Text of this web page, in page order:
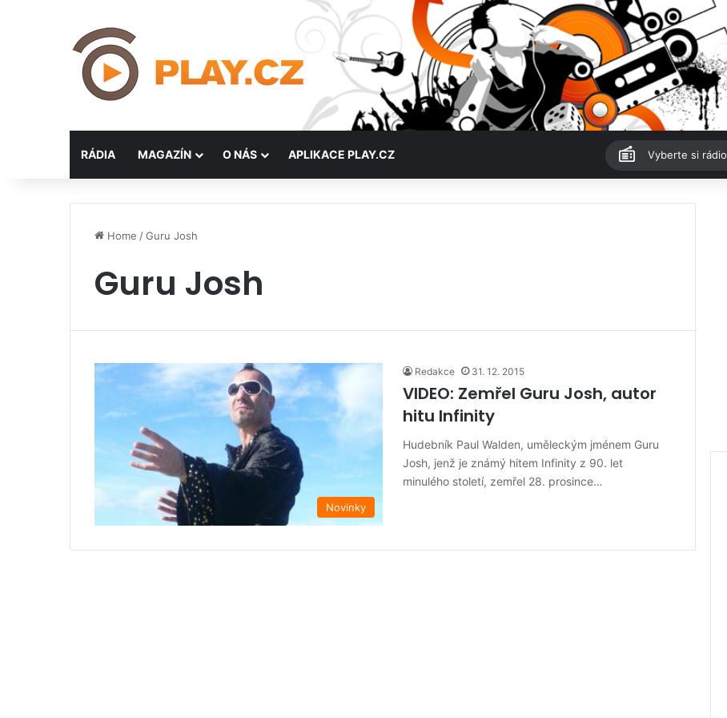
RÁDIA MAGAZÍN O NÁS APLIKACE PLAY.CZ Vyberte si rádio
Home /Guru Josh
Guru Josh
Novinky
Redakce 31. 12. 2015
VIDEO: Zemřel Guru Josh, autor
hitu Infinity
Hudebník Paul Walden, uměleckým jménem Guru
Josh, jenž je známý hitem Infinity z 90. let
minulého století, zemřel 28. prosince…